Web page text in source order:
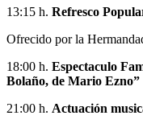
13:15 h. Refresco
Ofrecido por la
18:00 h. Espectaculo
Bolaño, de Mario Ezno”
21:00 h. Actuación